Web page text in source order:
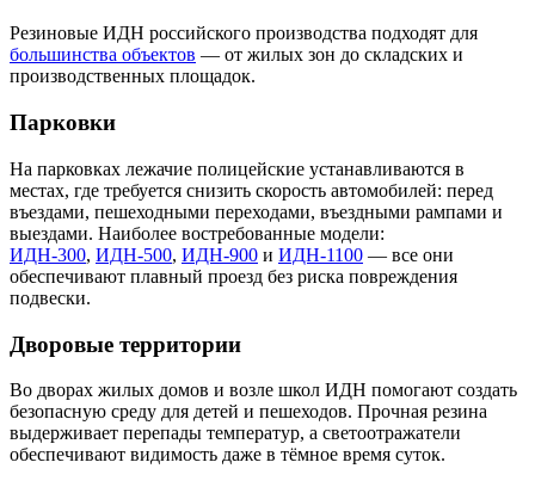
Резиновые ИДН российского производства подходят для
большинства объектов — от жилых зон до складских и
производственных площадок.
Парковки
На парковках лежачие полицейские устанавливаются в
местах, где требуется снизить скорость автомобилей: перед
въездами, пешеходными переходами, въездными рампами и
выездами. Наиболее востребованные модели:
ИДН-300, ИДН-500, ИДН-900 и ИДН-1100 — все они
обеспечивают плавный проезд без риска повреждения
подвески.
Дворовые территории
Во дворах жилых домов и возле школ ИДН помогают создать
безопасную среду для детей и пешеходов. Прочная резина
выдерживает перепады температур, а светоотражатели
обеспечивают видимость даже в тёмное время суток.